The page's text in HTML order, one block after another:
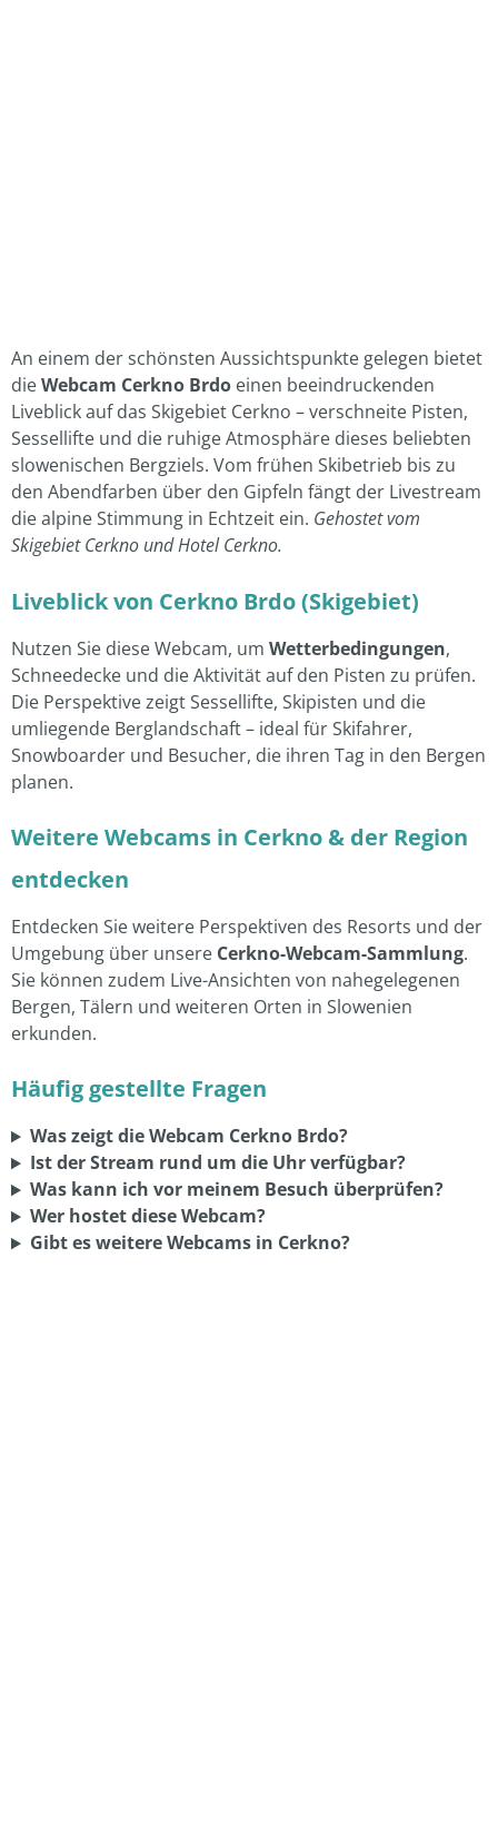
An einem der schönsten Aussichtspunkte gelegen bietet
dieWebcam Cerkno Brdo einen beeindruckenden
Liveblick auf das Skigebiet Cerkno – verschneite Pisten,
Sessellifte und die ruhige Atmosphäre dieses beliebten
slowenischen Bergziels. Vom frühen Skibetrieb bis zu
den Abendfarben über den Gipfeln fängt der Livestream
die alpine Stimmung in Echtzeit ein. Gehostet vom
Skigebiet Cerkno und Hotel Cerkno.
Liveblick von Cerkno Brdo (Skigebiet)
Nutzen Sie diese Webcam, um Wetterbedingungen,
Schneedecke und die Aktivität auf den Pisten zu prüfen.
Die Perspektive zeigt Sessellifte, Skipisten und die
umliegende Berglandschaft – ideal für Skifahrer,
Snowboarder und Besucher, die ihren Tag in den Bergen
planen.
Weitere Webcams in Cerkno & der Region
entdecken
Entdecken Sie weitere Perspektiven des Resorts und der
Umgebung über unsere Cerkno-Webcam-Sammlung.
Sie können zudem Live-Ansichten von nahegelegenen
Bergen, Tälern und weiteren Orten in Slowenien
erkunden.
Häufig gestellte Fragen
Was zeigt die Webcam Cerkno Brdo?
Ist der Stream rund um die Uhr verfügbar?
Was kann ich vor meinem Besuch überprüfen?
Wer hostet diese Webcam?
Gibt es weitere Webcams in Cerkno?